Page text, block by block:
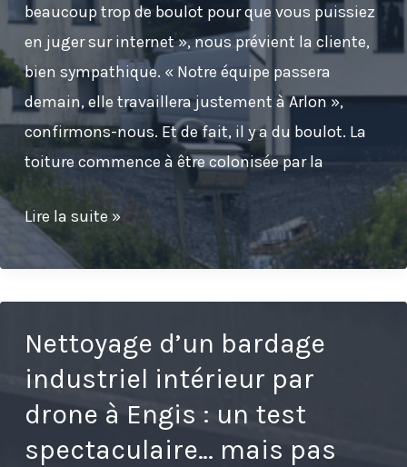
beaucoup trop de boulot pour que vous puissiez
en juger sur internet », nous prévient la cliente,
bien sympathique. « Notre équipe passera
demain, elle travaillera justement à Arlon »,
confirmons-nous. Et de fait, il y a du boulot. La
toiture commence à être colonisée par la
Remise
neuf
(nettoyage
toiture,
nettoyage
façade,
nettoyage
panneaux
Lire la suite »
Nettoyage d’un bardage
industriel intérieur par
drone à Engis : un test
spectaculaire… mais pas